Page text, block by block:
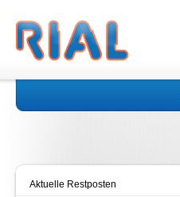
Aktuelle Restposten